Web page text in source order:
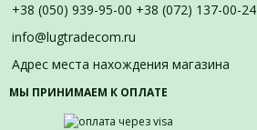
+38 (050) 939-95-00 +38 (072) 137-00-24
info@lugtradecom.ru
Адрес места нахождения магазина
МЫ ПРИНИМАЕМ К ОПЛАТЕ